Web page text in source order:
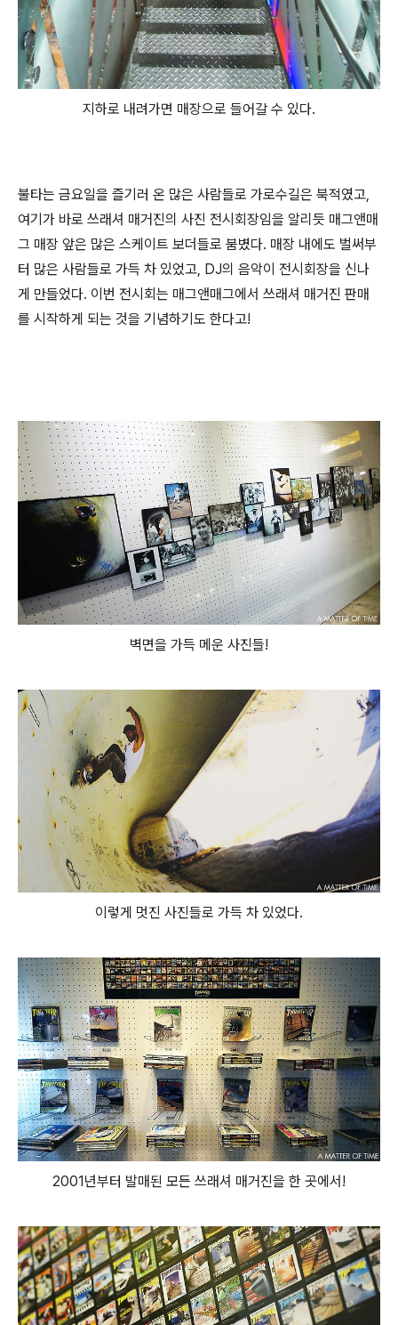
지하로 내려가면 매장으로 들어갈 수 있다.
불타는 금요일을 즐기러 온 많은 사람들로 가로수길은 북적였고,
여기가 바로 쓰래셔 매거진의 사진 전시회장임을 알리듯 매그앤매
그 매장 앞은 많은 스케이트 보더들로 붐볐다. 매장 내에도 벌써부
터 많은 사람들로 가득 차 있었고, DJ의 음악이 전시회장을 신나
게 만들었다. 이번 전시회는 매그앤매그에서 쓰래셔 매거진 판매
를 시작하게 되는 것을 기념하기도 한다고!
벽면을 가득 메운 사진들!
이렇게 멋진 사진들로 가득 차 있었다.
2001년부터 발매된 모든 쓰래셔 매거진을 한 곳에서!